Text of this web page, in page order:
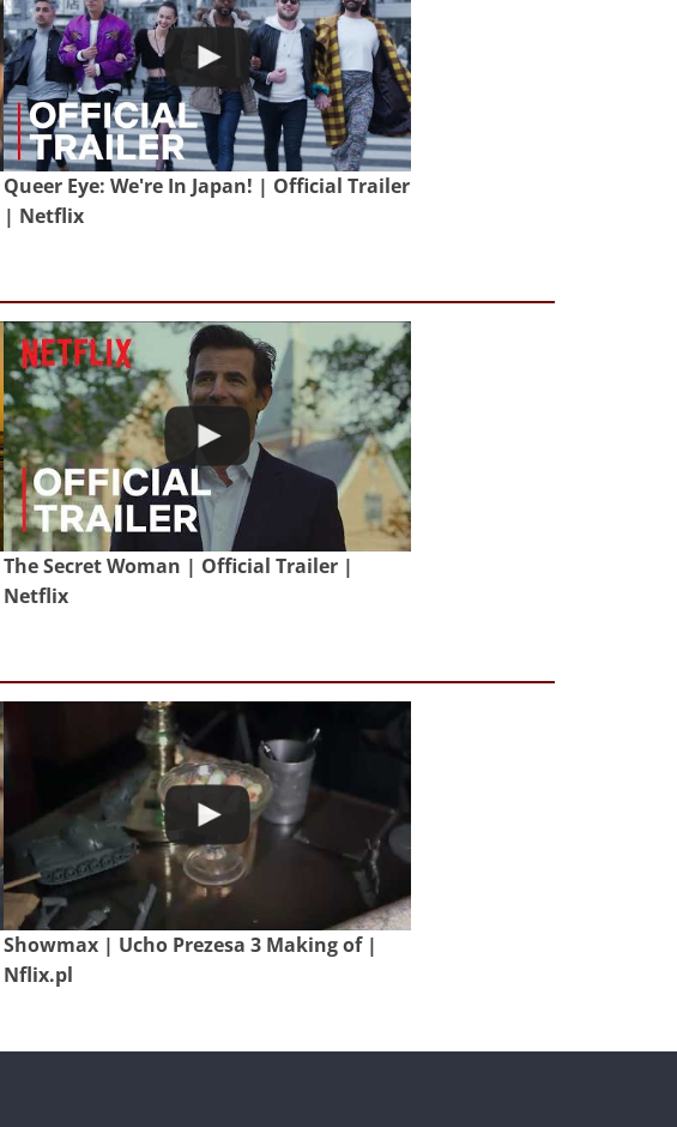
Queer Eye: We're In Japan! | Official Trailer
| Netflix
The Secret Woman | Official Trailer |
Netflix
Showmax | Ucho Prezesa 3 Making of |
Nflix.pl